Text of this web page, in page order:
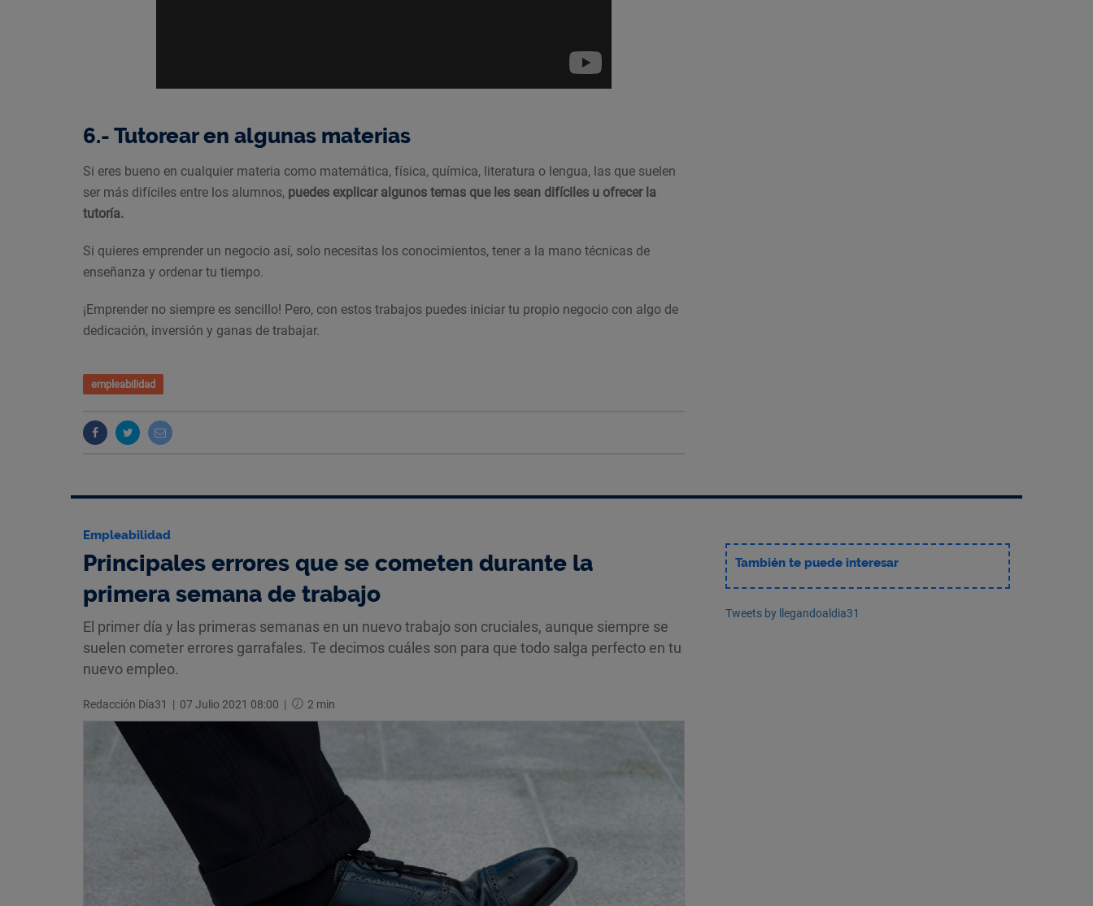
6.- Tutorear en algunas materias
Si eres bueno en cualquier materia como matemática, física, química, literatura o lengua, las que suelen
ser más difíciles entre los alumnos, puedes explicar algunos temas que les sean difíciles u ofrecer la
tutoría.
Si quieres emprender un negocio así, solo necesitas los conocimientos, tener a la mano técnicas de
enseñanza y ordenar tu tiempo.
¡Emprender no siempre es sencillo! Pero, con estos trabajos puedes iniciar tu propio negocio con algo de
dedicación, inversión y ganas de trabajar.
empleabilidad
Empleabilidad
Principales errores que se cometen durante la
primera semana de trabajo
El primer día y las primeras semanas en un nuevo trabajo son cruciales, aunque siempre se
suelen cometer errores garrafales. Te decimos cuáles son para que todo salga perfecto en tu
nuevo empleo.
Redacción Día31 | 07 Julio 2021 08:00 | 2 min
También te puede interesar
Tweets by llegandoaldia31